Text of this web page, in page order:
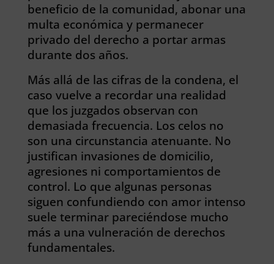
beneficio de la comunidad, abonar una
multa económica y permanecer
privado del derecho a portar armas
durante dos años.
Más allá de las cifras de la condena, el
caso vuelve a recordar una realidad
que los juzgados observan con
demasiada frecuencia. Los celos no
son una circunstancia atenuante. No
justifican invasiones de domicilio,
agresiones ni comportamientos de
control. Lo que algunas personas
siguen confundiendo con amor intenso
suele terminar pareciéndose mucho
más a una vulneración de derechos
fundamentales.